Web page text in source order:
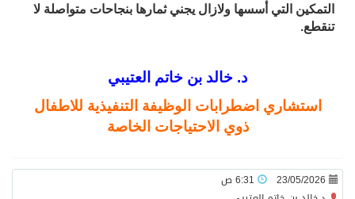
التمكين التي أسسها ولازال يجني ثمارها بنجاحات متواصلة لا
تنقطع.
د. خالد بن خاتم العتيبي
استشاري اضطرابات الوظيفة التنفيذية للاطفال
ذوي الاحتياجات الخاصة
23/05/2026